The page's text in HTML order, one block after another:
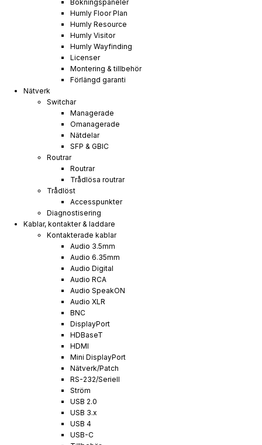
Bokningspaneler
Humly Floor Plan
Humly Resource
Humly Visitor
Humly Wayfinding
Licenser
Montering & tillbehör
Förlängd garanti
Nätverk
Switchar
Managerade
Omanagerade
Nätdelar
SFP & GBIC
Routrar
Routrar
Trådlösa routrar
Trådlöst
Accesspunkter
Diagnostisering
Kablar, kontakter & laddare
Kontakterade kablar
Audio 3.5mm
Audio 6.35mm
Audio Digital
Audio RCA
Audio SpeakON
Audio XLR
BNC
DisplayPort
HDBaseT
HDMI
Mini DisplayPort
Nätverk/Patch
RS-232/Seriell
Ström
USB 2.0
USB 3.x
USB 4
USB-C